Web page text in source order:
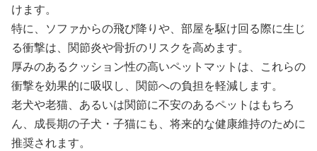
けます。
特に、ソファからの飛び降りや、部屋を駆け回る際に生じ
る衝撃は、関節炎や骨折のリスクを高めます。
厚みのあるクッション性の高いペットマットは、これらの
衝撃を効果的に吸収し、関節への負担を軽減します。
老犬や老猫、あるいは関節に不安のあるペットはもちろ
ん、成長期の子犬・子猫にも、将来的な健康維持のために
推奨されます。